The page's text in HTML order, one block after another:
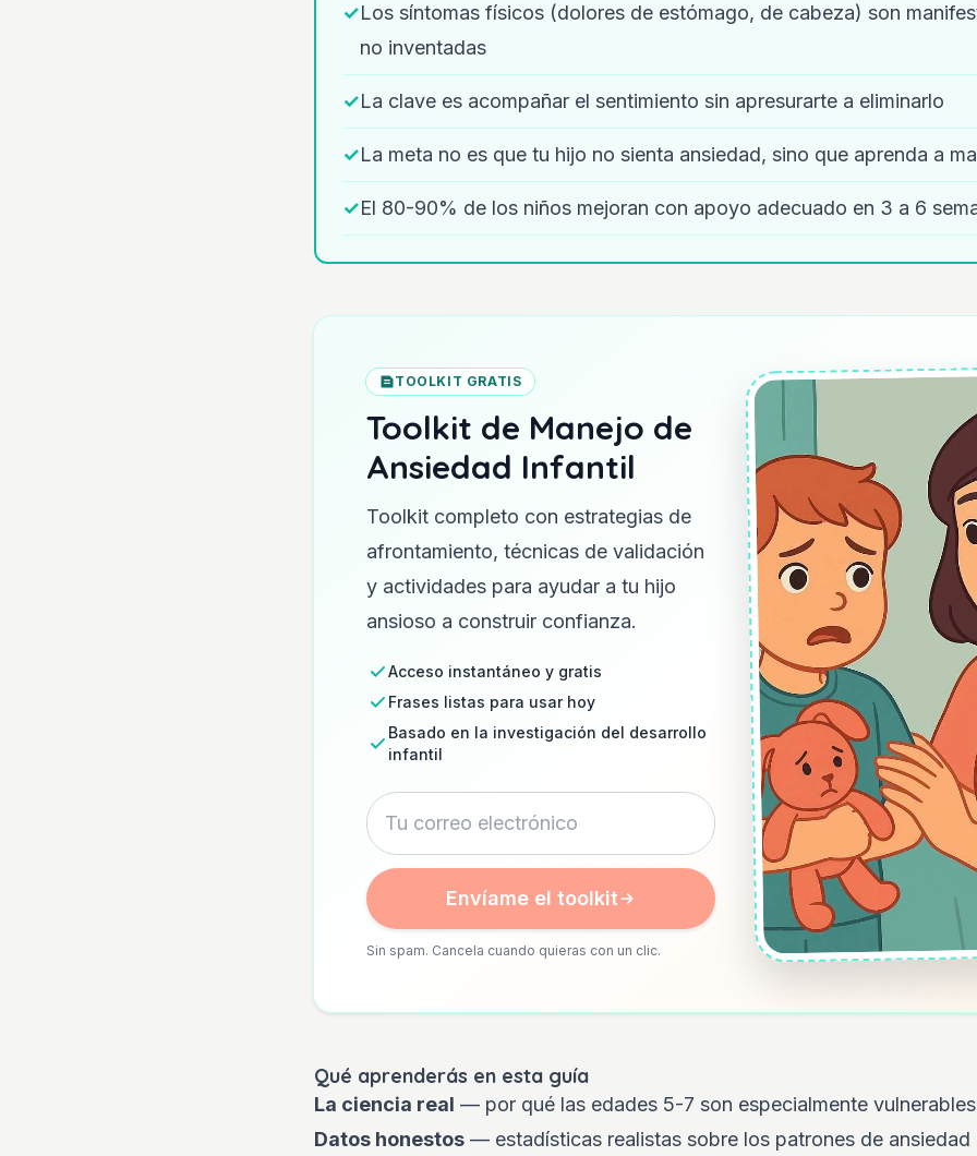
✓Los síntomas físicos (dolores de estómago, de cabeza) son
no inventadas
✓La clave es acompañar el sentimiento sin apresurarte a eliminarlo
✓La meta no es que tu hijo no sienta ansiedad, sino que aprenda a
✓El 80-90% de los niños mejoran con apoyo adecuado en 3 a 6
TOOLKIT GRATIS
Toolkit de Manejo de
Ansiedad Infantil
Toolkit completo con estrategias de
afrontamiento, técnicas de validación
y actividades para ayudar a tu hijo
ansioso a construir confianza.
Acceso instantáneo y gratis
Frases listas para usar hoy
Basado en la investigación del desarrollo
infantil
Envíame el toolkit
Sin spam. Cancela cuando quieras con un clic.
Qué aprenderás en esta guía
La ciencia real — por qué las edades 5-7 son especialmente
Datos honestos — estadísticas realistas sobre los patrones de ansiedad